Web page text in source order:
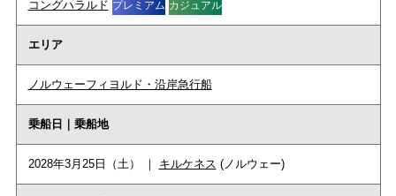
コングハラルド プレミアム カジュアル
エリア
ノルウェーフィヨルド・沿岸急行船
乗船日｜乗船地
2028年3月25日（土） ｜ キルケネス (ノルウェー)